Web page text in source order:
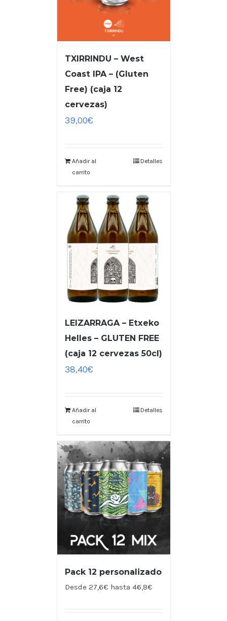
TXIRRINDU – West
Coast IPA – (Gluten
Free) (caja 12
cervezas)
39,00€
Añadir al
carrito
Detalles
LEIZARRAGA – Etxeko
Helles – GLUTEN FREE
(caja 12 cervezas 50cl)
38,40€
Añadir al
carrito
Detalles
Pack 12 personalizado
Desde 27,6€ hasta 46,8€